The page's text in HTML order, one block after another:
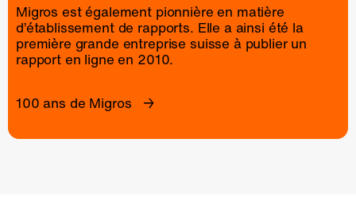
Migros est également pionnière en matière
d’établissement de rapports. Elle a ainsi été la
première grande entreprise suisse à publier un
rapport en ligne en 2010.
100 ans de Migros